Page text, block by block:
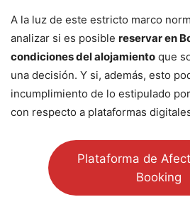
A la luz de este estricto marco
analizar si es posible reservar en
condiciones del alojamiento que
una decisión. Y si, además, esto
incumplimiento de lo estipulado
con respecto a plataformas
Plataforma de
Booking